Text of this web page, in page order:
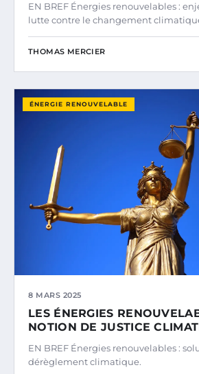
EN BREF Énergies renouvelables :
lutte contre le changement
THOMAS MERCIER
ÉNERGIE RENOUVELABLE
8 MARS 2025
LES ÉNERGIES
NOTION DE JUSTICE
EN BREF Énergies renouvelables :
dérèglement climatique.